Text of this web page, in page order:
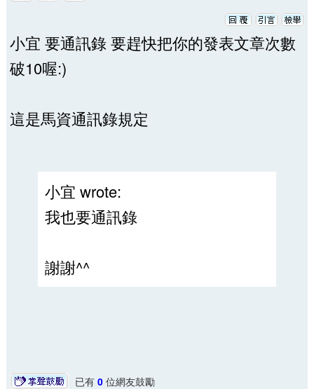
小宜 要通訊錄 要趕快把你的發表文章次數
破10喔:)
這是馬資通訊錄規定
小宜 wrote:
我也要通訊錄
謝謝^^
已有 0位網友鼓勵